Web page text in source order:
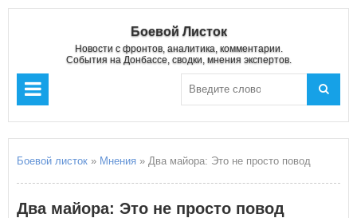
Боевой Листок
Новости с фронтов, аналитика, комментарии.
События на Донбассе, сводки, мнения экспертов.
Боевой листок » Мнения » Два майора: Это не просто повод
Два майора: Это не просто повод